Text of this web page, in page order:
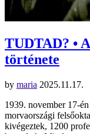
TUDTAD? •
története
by maria 2025.11.17.
1939. november 17-
morvaországi
kivégeztek, 1200